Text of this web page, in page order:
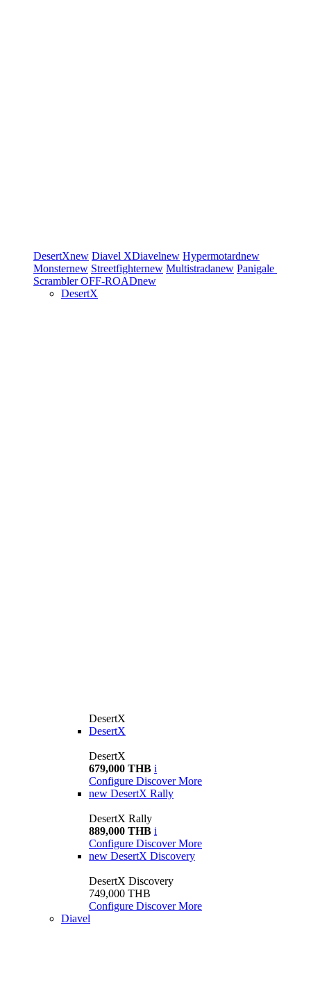
DesertXnew Diavel XDiavelnew Hypermotardnew
Monsternew Streetfighternew Multistradanew Panigale
ScramblerOFF-ROADnew
DesertX
DesertX
DesertX
DesertX
679,000 THB i
Configure Discover More
new DesertX Rally
DesertX Rally
889,000 THB i
Configure Discover More
new DesertX Discovery
DesertX Discovery
749,000 THB
Configure Discover More
Diavel